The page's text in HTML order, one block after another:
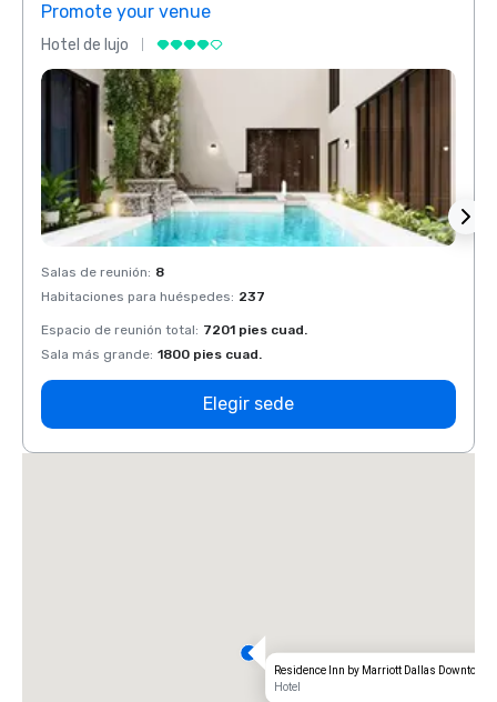
Promote your venue
Hotel de lujo
Salas de reunión: 8
Habitaciones para huéspedes: 237
Espacio de reunión total: 7201 pies cuad.
Sala más grande: 1800 pies cuad.
Elegir sede
Residence Inn by Marriott Dallas Downtown
Hotel